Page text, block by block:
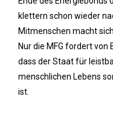
klettern schon wieder
Mitmenschen macht
Nur die MFG fordert von
dass der Staat für
menschlichen Lebens
ist.